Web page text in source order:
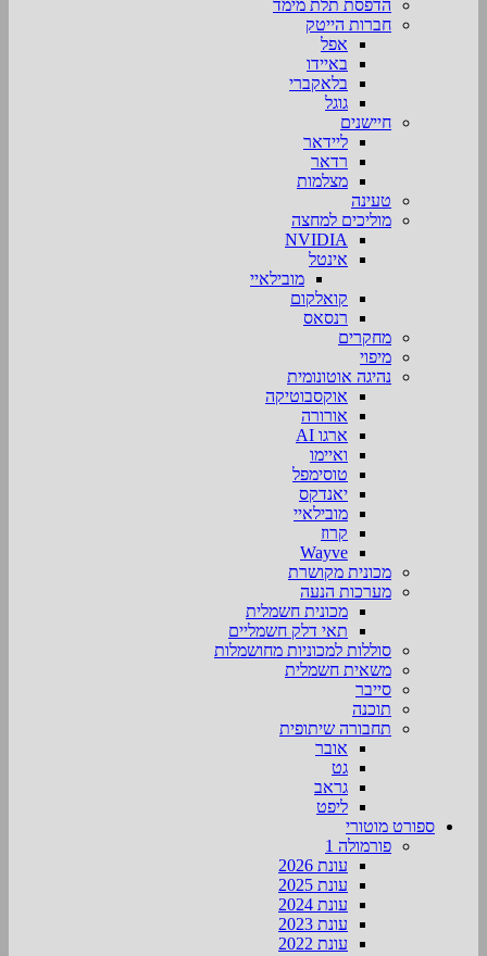
הדפסת תלת מימד
חברות הייטק
אפל
באיידו
בלאקברי
גוגל
חיישנים
ליידאר
רדאר
מצלמות
טעינה
מוליכים למחצה
NVIDIA
אינטל
מובילאיי
קואלקום
רנסאס
מחקרים
מיפוי
נהיגה אוטונומית
אוקסבוטיקה
אורורה
ארגו AI
ואיימו
טוסימפל
יאנדקס
מובילאיי
קרוז
Wayve
מכונית מקושרת
מערכות הנעה
מכונית חשמלית
תאי דלק חשמליים
סוללות למכוניות מחושמלות
משאית חשמלית
סייבר
תוכנה
תחבורה שיתופית
אובר
גט
גראב
ליפט
ספורט מוטורי
פורמולה 1
עונת 2026
עונת 2025
עונת 2024
עונת 2023
עונת 2022